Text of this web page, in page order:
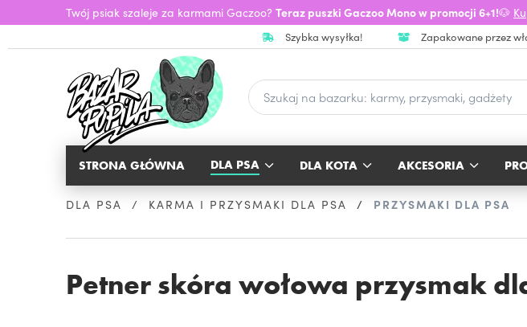
Twój psiak szaleje za karmami Gaczoo? Teraz puszki Gaczoo Mono w promocji 6+1!🐶
Szybka wysyłka! Zapakowane przez
STRONA GŁÓWNA DLA PSA DLA KOTA AKCESORIA
DLA PSA KARMA I PRZYSMAKI DLA PSA PRZYSMAKI DLA PSA
Petner skóra wołowa przysmak